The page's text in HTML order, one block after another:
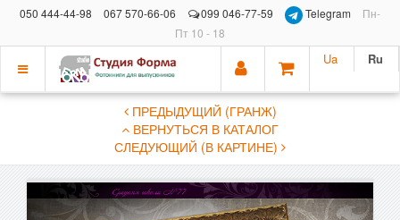
050 444-44-98 067 570-66-06 099 046-77-59 Telegram
Пн-
Пт 10 - 18
Показать
Ua Ru
ПРЕДЫДУЩИЙ (ГРАНЖ)
ВЕРНУТЬСЯ В КАТАЛОГ
СЛЕДУЮЩИЙ (В КАРТИНЕ)